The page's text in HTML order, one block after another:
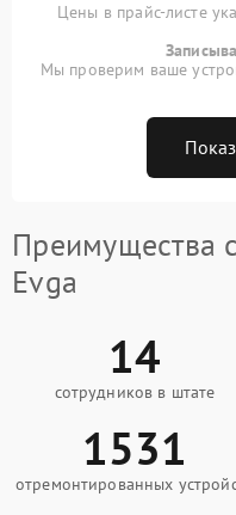
Цены в прайс-листе
Мы проверим ваше
Преимущества
Evga
14
сотрудников в штате
1531
отремонтированных